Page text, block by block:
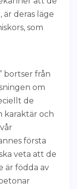
är deras läge
som
bortser från
om
de
karaktär och
första
veta att de
är födda av